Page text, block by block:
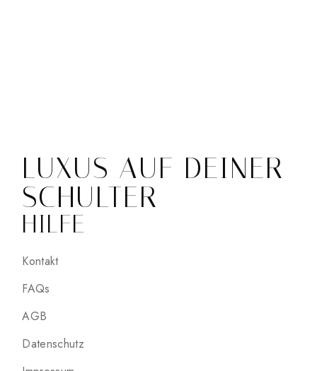
LUXUS AUF DEINER
SCHULTER
HILFE
Kontakt
FAQs
AGB
Datenschutz